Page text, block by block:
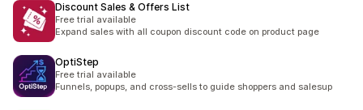
Discount Sales & Offers List
Free trial available
Expand sales with all coupon discount code on product page
OptiStep
Free trial available
Funnels, popups, and cross-sells to guide shoppers and salesup